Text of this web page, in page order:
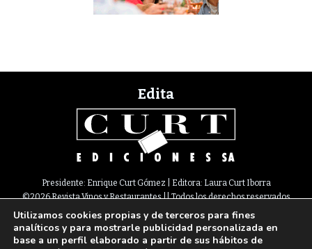
Edita
Presidente: Enrique Curt Gómez | Editora: Laura Curt Iborra
©2026 Revista Vinos y Restaurantes || Todos los derechos reservados
Newsletter Nota legal Política de Cookies Suscripción
Contacto
Paseo de Gracia, 63. 1º 2ª. 08008 Barcelona |933 180 101¦ Fax 933 183 505
Utilizamos cookies propias y de terceros para fines
analíticos y para mostrarle publicidad personalizada en
base a un perfil elaborado a partir de sus hábitos de